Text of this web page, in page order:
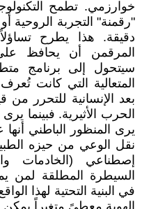
خوارزمي. تطمح
"رقمنة" التجربة الروحية
دقيقة. هذا يطرح
المرقمن أن يحافظ
سيتحول إلى برنامج
المتعالية التي كانت
بعد الإنسانية للتحرر
الحرب الأثيرية. فبينما
يرى المنظور الباطني
نقل الوعي من حيزه
إصطناعي (الخادمات
السيطرة المطلقة لمن
في البنية التحتية لهذا